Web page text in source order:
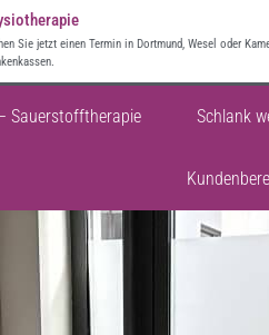
Sie jetzt einen Termin in Dortmund, Wesel oder
Sauerstofftherapie Schlank